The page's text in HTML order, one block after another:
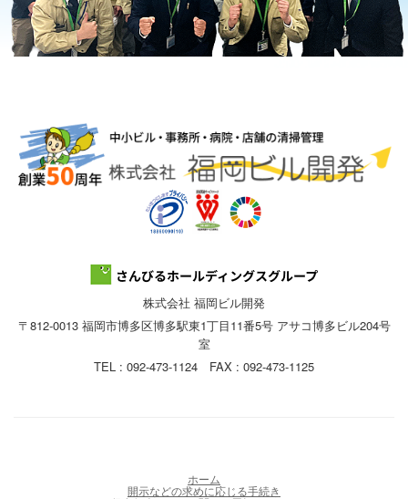
株式会社 福岡ビル開発
〒812-0013 福岡市博多区博多駅東1丁目11番5号 アサコ博多ビル204号
室
TEL : 092-473-1124 FAX : 092-473-1125
ホーム
開示などの求めに応じる手続き